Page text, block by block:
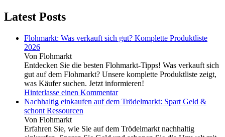
Latest Posts
Flohmarkt: Was verkauft sich gut? Komplette Produktliste
2026
Von Flohmarkt
Entdecken Sie die besten Flohmarkt-Tipps! Was verkauft sich
gut auf dem Flohmarkt? Unsere komplette Produktliste zeigt,
was Käufer suchen. Jetzt informieren!
Hinterlasse einen Kommentar
Nachhaltig einkaufen auf dem Trödelmarkt: Spart Geld &
schont Ressourcen
Von Flohmarkt
Erfahren Sie, wie Sie auf dem Trödelmarkt nachhaltig